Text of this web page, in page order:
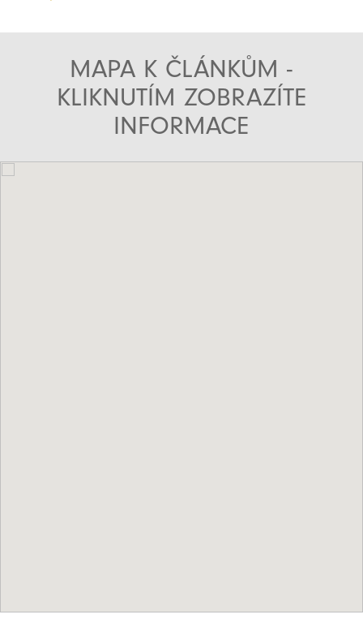
MAPA K ČLÁNKŮM -
KLIKNUTÍM ZOBRAZÍTE
INFORMACE